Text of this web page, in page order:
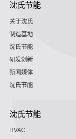
沈氏节能
关于沈氏
制造基地
沈氏节能
研发创新
新闻媒体
沈氏节能
沈氏节能
HVAC